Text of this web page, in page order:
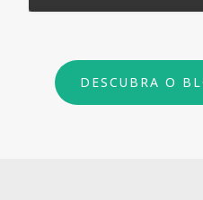
DESCUBRA O